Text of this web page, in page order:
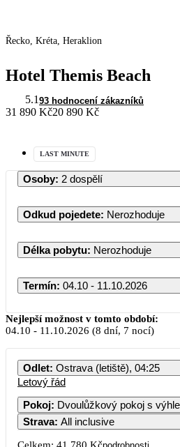
Řecko, Kréta, Heraklion
Hotel Themis Beach
5.1 93 hodnocení zákazníků
31 890 Kč20 890 Kč
LAST MINUTE
Osoby: 2 dospělí
Odkud pojedete: Nerozhoduje
Délka pobytu: Nerozhoduje
Termín: 04.10 - 11.10.2026
Nejlepší možnost v tomto období:
04.10 - 11.10.2026 (8 dní, 7 nocí)
Odlet: Ostrava (letiště), 04:25
Letový řád
Pokoj: Dvoulůžkový pokoj s
Strava: All inclusive
Celkem: 41 780 Kč